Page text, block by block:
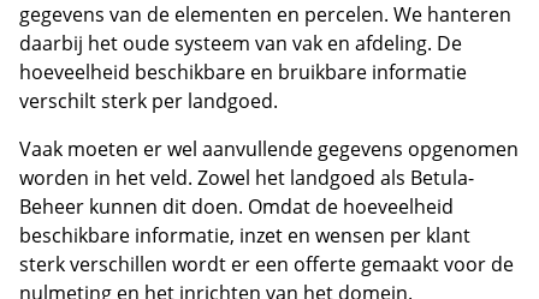
gegevens van de elementen en percelen. We hanteren
daarbij het oude systeem van vak en afdeling. De
hoeveelheid beschikbare en bruikbare informatie
verschilt sterk per landgoed.
Vaak moeten er wel aanvullende gegevens opgenomen
worden in het veld. Zowel het landgoed als Betula-
Beheer kunnen dit doen. Omdat de hoeveelheid
beschikbare informatie, inzet en wensen per klant
sterk verschillen wordt er een offerte gemaakt voor de
nulmeting en het inrichten van het domein.